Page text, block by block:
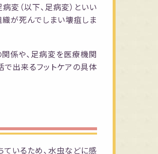
変（以下、足病変）といい
織が死んでしまい壊疽しま
係や、足病変を医療機関
で出来るフットケアの具体
いるため、水虫などに感